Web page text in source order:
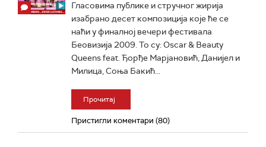
Гласовима публике и стручног жирија
изабрано десет композиција које ће се
наћи у финалној вечери фестивала
Беовизија 2009. То су: Oscar & Beauty
Queens feat. Ђорђе Марјановић, Данијел и
Милица, Соња Бакић...
Прочитај
Пристигли коментари (80)